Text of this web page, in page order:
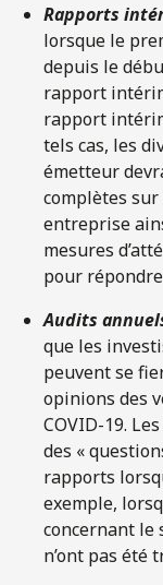
Rapports
lorsque le
depuis le
rapport
rapport
tels cas, les
émetteur
complètes
entreprise
mesures
pour
Audits
que les
peuvent se
opinions des
COVID-19.
des «
rapports
exemple,
concernant le
n’ont pas été